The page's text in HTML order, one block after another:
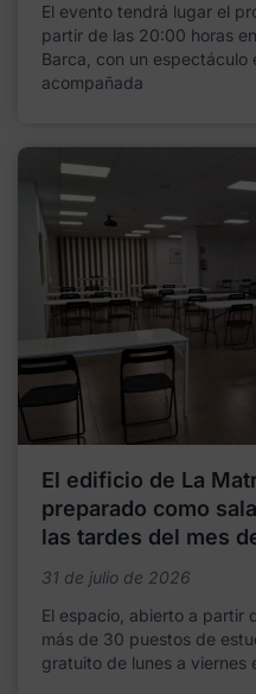
El evento tendrá lugar el
partir de las 20:00 horas
Barca, con un espectáculo
acompañada
El edificio de La
preparado como
las tardes del mes
31 de julio de 2026
El espacio, abierto a partir
más de 30 puestos de
gratuito de lunes a viernes